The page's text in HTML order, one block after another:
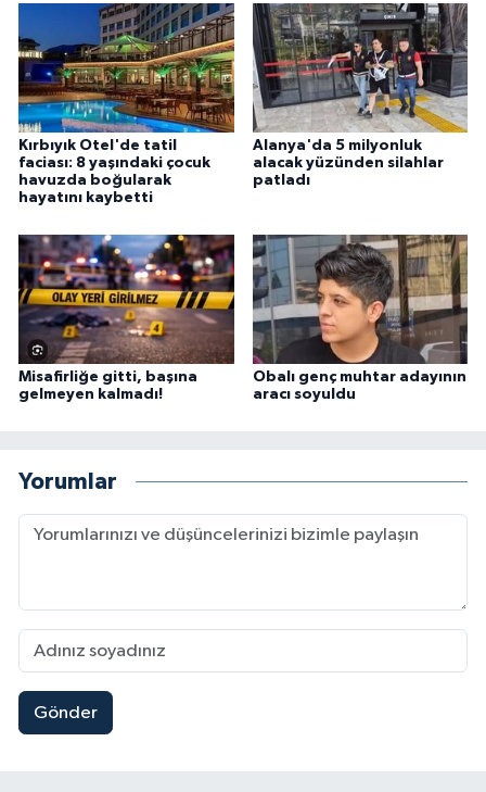
Kırbıyık Otel'de tatil
faciası: 8 yaşındaki çocuk
havuzda boğularak
hayatını kaybetti
Alanya'da 5 milyonluk
alacak yüzünden silahlar
patladı
Misafirliğe gitti, başına
gelmeyen kalmadı!
Obalı genç muhtar adayının
aracı soyuldu
Yorumlar
Gönder